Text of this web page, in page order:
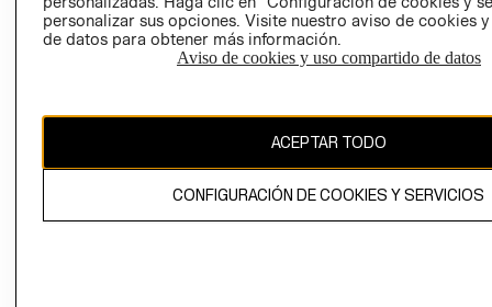
CAMBIAR REGIÓN
personalizar sus opciones. Visite nuestro aviso de cookies
de datos para obtener más información.
Aviso de cookies y uso compartido de datos
ACEPTAR TODO
CONFIGURACIÓN DE COOKIES Y SERVICIOS